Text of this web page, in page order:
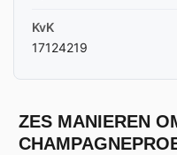
KvK
17124219
ZES MANIEREN